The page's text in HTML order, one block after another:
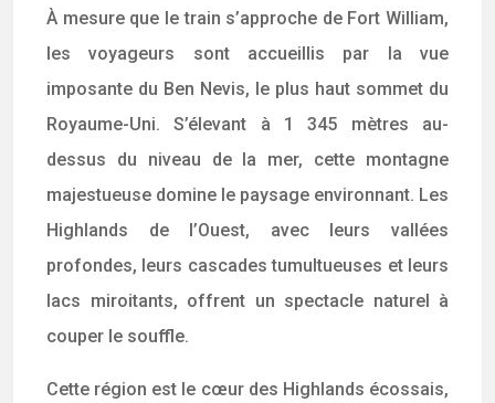
À mesure que le train s’approche de Fort William,
les voyageurs sont accueillis par la vue
imposante du Ben Nevis, le plus haut sommet du
Royaume-Uni. S’élevant à 1 345 mètres au-
dessus du niveau de la mer, cette montagne
majestueuse domine le paysage environnant. Les
Highlands de l’Ouest, avec leurs vallées
profondes, leurs cascades tumultueuses et leurs
lacs miroitants, offrent un spectacle naturel à
couper le souffle.
Cette région est le cœur des Highlands écossais,